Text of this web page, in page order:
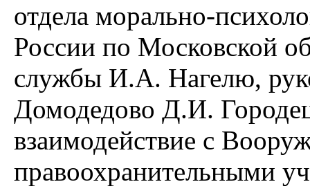
отдела морально-
России по Московской
службы И.А. Нагелю,
Домодедово Д.И.
взаимодействие с
правоохранительными